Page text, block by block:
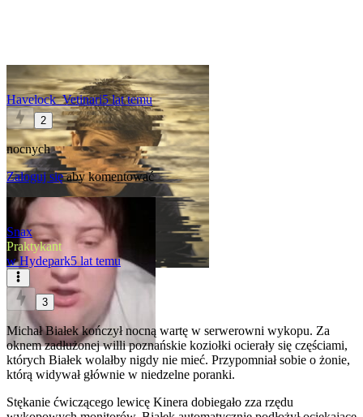
Havelock_Vetinari5 lat temu
2
nocnych
Zaloguj sięaby komentować
Snax
Praktykant
w Hydepark5 lat temu
3
Michał Białek kończył nocną wartę w serwerowni wykopu. Za
oknem zadłużonej willi poznańskie koziołki ocierały się częściami,
których Białek wolałby nigdy nie mieć. Przypomniał sobie o żonie,
którą widywał głównie w niedzelne poranki.
Stękanie ćwiczącego lewicę Kinera dobiegało zza rzędu